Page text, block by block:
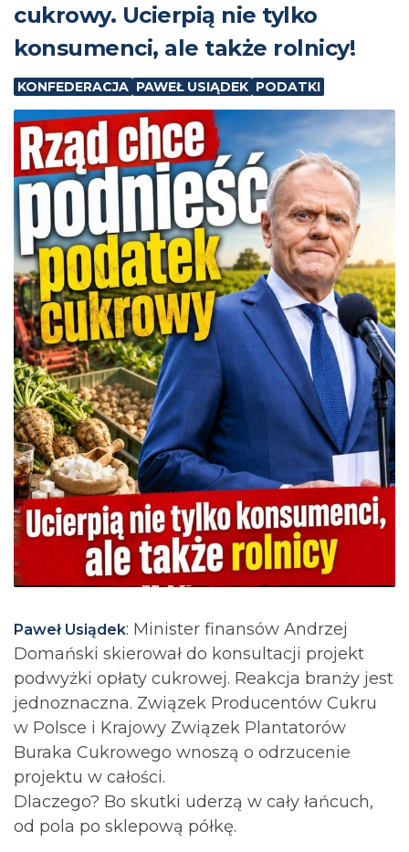
cukrowy. Ucierpią nie tylko
konsumenci, ale także rolnicy!
KONFEDERACJA PAWEŁ USIĄDEK PODATKI
Paweł Usiądek: Minister finansów Andrzej
Domański skierował do konsultacji projekt
podwyżki opłaty cukrowej. Reakcja branży jest
jednoznaczna. Związek Producentów Cukru
w Polsce i Krajowy Związek Plantatorów
Buraka Cukrowego wnoszą o odrzucenie
projektu w całości.
Dlaczego? Bo skutki uderzą w cały łańcuch,
od pola po sklepową półkę.